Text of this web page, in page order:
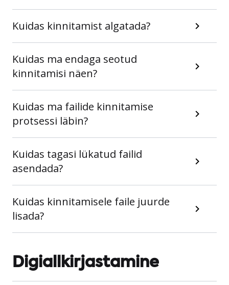
Kuidas kinnitamist algatada?
Kuidas ma endaga seotud
kinnitamisi näen?
Kuidas ma failide kinnitamise
protsessi läbin?
Kuidas tagasi lükatud failid
asendada?
Kuidas kinnitamisele faile juurde
lisada?
Digiallkirjastamine